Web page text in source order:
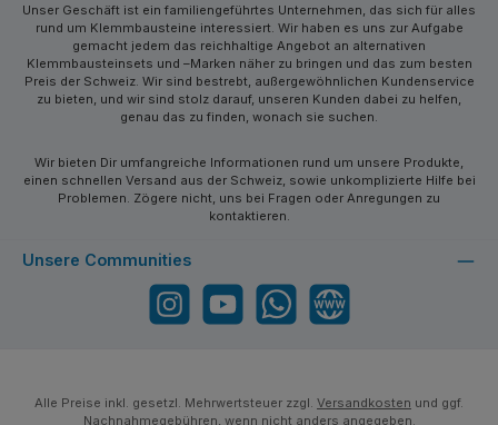
Unser Geschäft ist ein familiengeführtes Unternehmen, das sich für alles
rund um Klemmbausteine interessiert. Wir haben es uns zur Aufgabe
gemacht jedem das reichhaltige Angebot an alternativen
Klemmbausteinsets und –Marken näher zu bringen und das zum besten
Preis der Schweiz. Wir sind bestrebt, außergewöhnlichen Kundenservice
zu bieten, und wir sind stolz darauf, unseren Kunden dabei zu helfen,
genau das zu finden, wonach sie suchen.
Wir bieten Dir umfangreiche Informationen rund um unsere Produkte,
einen schnellen Versand aus der Schweiz, sowie unkomplizierte Hilfe bei
Problemen. Zögere nicht, uns bei Fragen oder Anregungen zu
kontaktieren.
Unsere Communities
Instagram YouTube WhatsApp Website
Alle Preise inkl. gesetzl. Mehrwertsteuer zzgl. Versandkosten und ggf.
Nachnahmegebühren, wenn nicht anders angegeben.